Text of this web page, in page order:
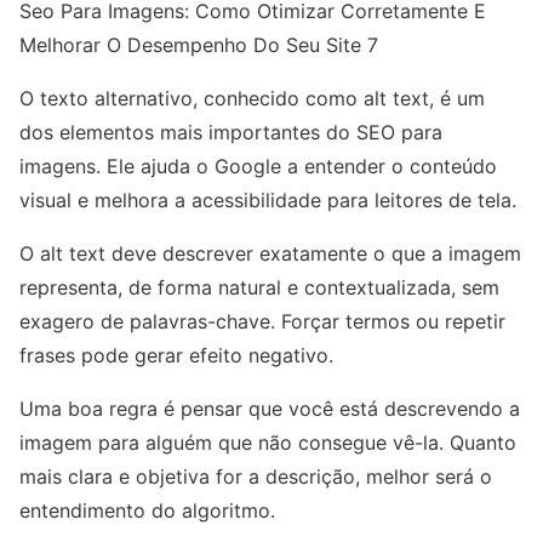
Seo Para Imagens: Como Otimizar Corretamente E
Melhorar O Desempenho Do Seu Site 7
O texto alternativo, conhecido como alt text, é um
dos elementos mais importantes do SEO para
imagens. Ele ajuda o Google a entender o conteúdo
visual e melhora a acessibilidade para leitores de tela.
O alt text deve descrever exatamente o que a imagem
representa, de forma natural e contextualizada, sem
exagero de palavras-chave. Forçar termos ou repetir
frases pode gerar efeito negativo.
Uma boa regra é pensar que você está descrevendo a
imagem para alguém que não consegue vê-la. Quanto
mais clara e objetiva for a descrição, melhor será o
entendimento do algoritmo.